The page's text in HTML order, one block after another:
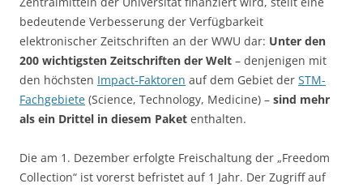
bedeutende Verbesserung der Verfügbarkeit
elektronischer Zeitschriften an der WWU dar: Unter den
200 wichtigsten Zeitschriften der Welt – denjenigen mit
den höchsten Impact-Faktoren auf dem Gebiet der STM-
Fachgebiete (Science, Technology, Medicine) – sind mehr
als ein Drittel in diesem Paket enthalten.
Die am 1. Dezember erfolgte Freischaltung der „Freedom
Collection“ ist vorerst befristet auf 1 Jahr. Der Zugriff auf